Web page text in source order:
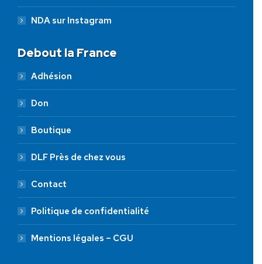
NDA sur Instagram
Debout la France
Adhésion
Don
Boutique
DLF Près de chez vous
Contact
Politique de confidentialité
Mentions légales – CGU